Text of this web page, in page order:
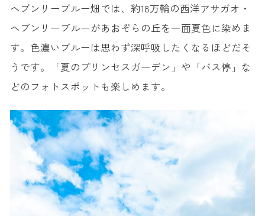
ヘブンリーブルー畑では、約18万輪の西洋アサガオ・
ヘブンリーブルーがあおぞらの丘を一面夏色に染めま
す。色濃いブルーは思わず深呼吸したくなるほどだそ
うです。「夏のプリンセスガーデン」や「バス停」な
どのフォトスポットも楽しめます。